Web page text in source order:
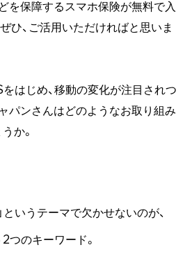
を保障するスマホ保険が無料で入
ひ、ご活用いただければと思いま
をはじめ、移動の変化が注目されつ
パンさんはどのようなお取り組み
か。
というテーマで欠かせないのが、
のキーワード。